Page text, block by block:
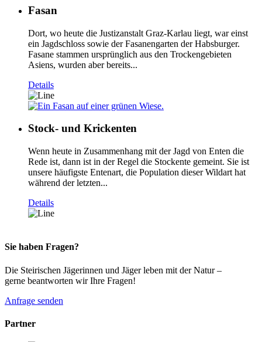
Fasan
Dort, wo heute die Justizanstalt Graz-Karlau liegt, war einst
ein Jagdschloss sowie der Fasanengarten der Habsburger.
Fasane stammen ursprünglich aus den Trockengebieten
Asiens, wurden aber bereits...
Details
Stock- und Krickenten
Wenn heute in Zusammenhang mit der Jagd von Enten die
Rede ist, dann ist in der Regel die Stockente gemeint. Sie ist
unsere häufigste Entenart, die Population dieser Wildart hat
während der letzten...
Details
Sie haben Fragen?
Die Steirischen Jägerinnen und Jäger leben mit der Natur –
gerne beantworten wir Ihre Fragen!
Anfrage senden
Partner